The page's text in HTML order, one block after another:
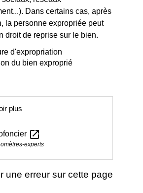
Dans certains cas, après
la personne expropriée peut
droit de reprise sur le bien.
d'expropriation
du bien exproprié
plus
open_in_new
experts
une erreur sur cette page